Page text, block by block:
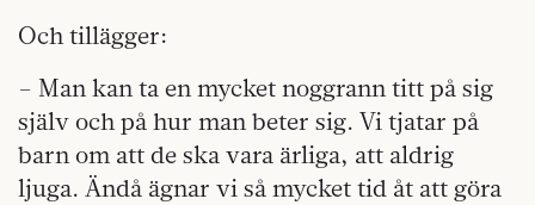
Och tillägger:
– Man kan ta en mycket noggrann titt på sig
själv och på hur man beter sig. Vi tjatar på
barn om att de ska vara ärliga, att aldrig
ljuga. Ändå ägnar vi så mycket tid åt att göra